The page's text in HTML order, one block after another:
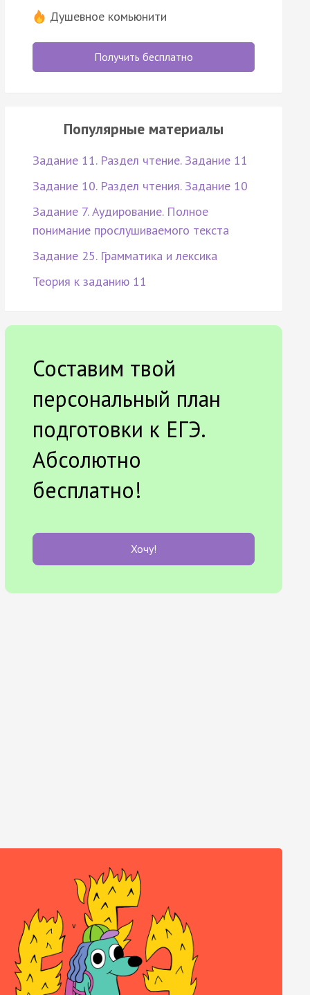
Душевное комьюнити
Получить бесплатно
Популярные материалы
Задание 11. Раздел чтение. Задание 11
Задание 10. Раздел чтения. Задание 10
Задание 7. Аудирование. Полное
понимание прослушиваемого текста
Задание 25. Грамматика и лексика
Теория к заданию 11
Составим твой
персональный план
подготовки к ЕГЭ.
Абсолютно
бесплатно!
Хочу!